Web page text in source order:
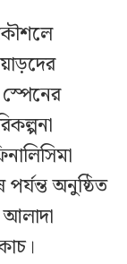
স্পেনের
অনুষ্ঠিত
আলাদা